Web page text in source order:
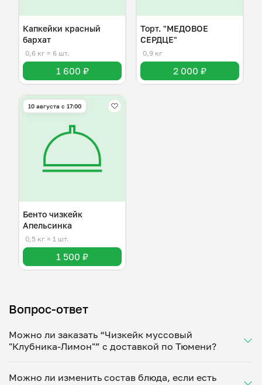
Капкейки красный
бархат
0,6 кг ≈ 6 шт.
1 600 ₽
Торт. "МЕДОВОЕ
СЕРДЦЕ"
0,9 кг
2 000 ₽
10 августа с 17:00
Бенто чизкейк
Апельсинка
0,5 кг ≈ 1 шт.
1 500 ₽
Вопрос-ответ
Можно ли заказать “Чизкейк муссовый
"Клубника-Лимон"” с доставкой по Тюмени?
Укажите удобное время — и получите свежее
Можно ли изменить состав блюда, если есть